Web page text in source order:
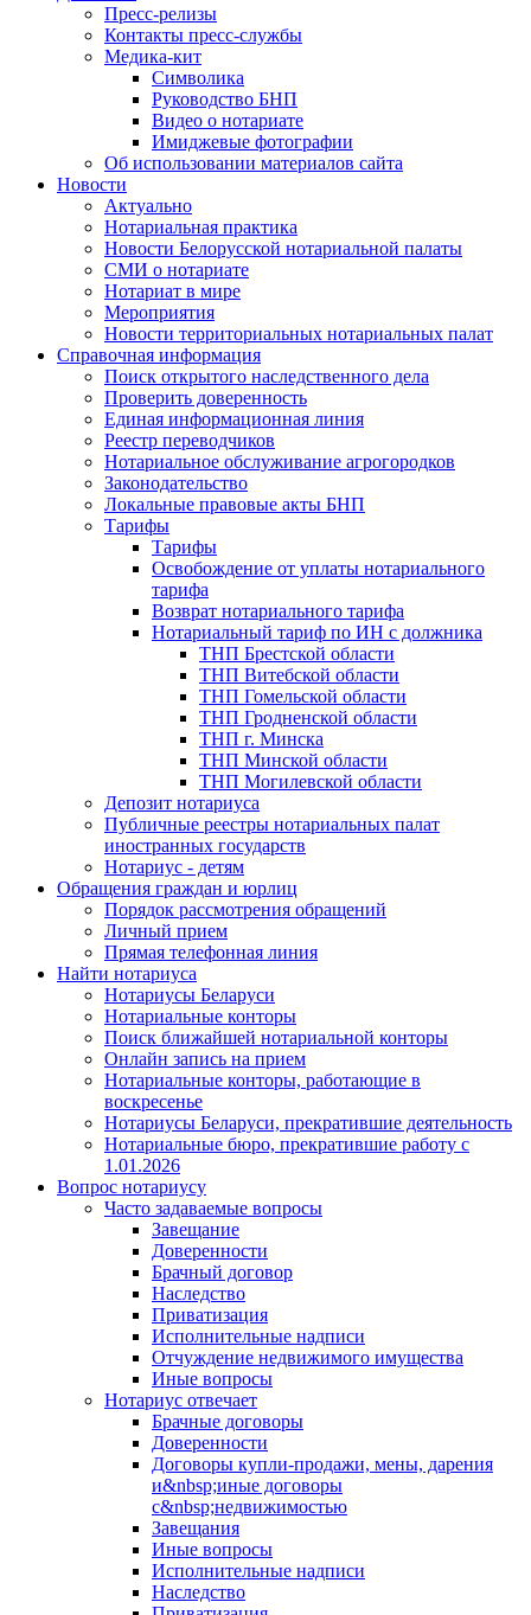
Пресс-релизы
Контакты пресс-службы
Медика-кит
Символика
Руководство БНП
Видео о нотариате
Имиджевые фотографии
Об использовании материалов сайта
Новости
Актуально
Нотариальная практика
Новости Белорусской нотариальной палаты
СМИ о нотариате
Нотариат в мире
Мероприятия
Новости территориальных нотариальных палат
Справочная информация
Поиск открытого наследственного дела
Проверить доверенность
Единая информационная линия
Реестр переводчиков
Нотариальное обслуживание агрогородков
Законодательство
Локальные правовые акты БНП
Тарифы
Тарифы
Освобождение от уплаты нотариального
тарифа
Возврат нотариального тарифа
Нотариальный тариф по ИН с должника
ТНП Брестской области
ТНП Витебской области
ТНП Гомельской области
ТНП Гродненской области
ТНП г. Минска
ТНП Минской области
ТНП Могилевской области
Депозит нотариуса
Публичные реестры нотариальных палат
иностранных государств
Нотариус - детям
Обращения граждан и юрлиц
Порядок рассмотрения обращений
Личный прием
Прямая телефонная линия
Найти нотариуса
Нотариусы Беларуси
Нотариальные конторы
Поиск ближайшей нотариальной конторы
Онлайн запись на прием
Нотариальные конторы, работающие в
воскресенье
Нотариусы Беларуси, прекратившие деятельность
Нотариальные бюро, прекратившие работу с
1.01.2026
Вопрос нотариусу
Часто задаваемые вопросы
Завещание
Доверенности
Брачный договор
Наследство
Приватизация
Исполнительные надписи
Отчуждение недвижимого имущества
Иные вопросы
Нотариус отвечает
Брачные договоры
Доверенности
Договоры купли-продажи, мены, дарения
и&nbsp;иные договоры
с&nbsp;недвижимостью
Завещания
Иные вопросы
Исполнительные надписи
Наследство